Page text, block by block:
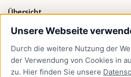
Unsere Webseite
Durch die weitere Nutzung der
der Verwendung von Cookies in
zu. Hier finden Sie unsere
Übersicht
Bürgerservice
Presse
Newsletter Lübeck:kompakt